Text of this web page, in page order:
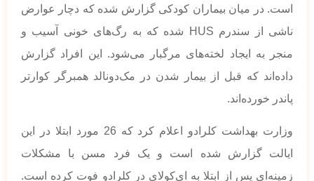
است. در میان بیماران کودکی گزارش شده که دچار عوارض
ناشی از سندرم HUS شده که به رگ‌های خونی آسیب و
منجر به ایجاد لخته‌های مرگبار می‌شود. این افراد گزارش
داده‌اند که قبل از بیمار شدن در مک‌دونالد همبرگر کوارتر
پاندر خورده‌اند.
وزارت بهداشت کلرادو اعلام کرد که 26 مورد ابتلا در این
ایالت گزارش شده است و یک فرد مسن با مشکلات
زمینه‌ای پس از ابتلا به ای‌کولای در کلرادو فوت کرده است.